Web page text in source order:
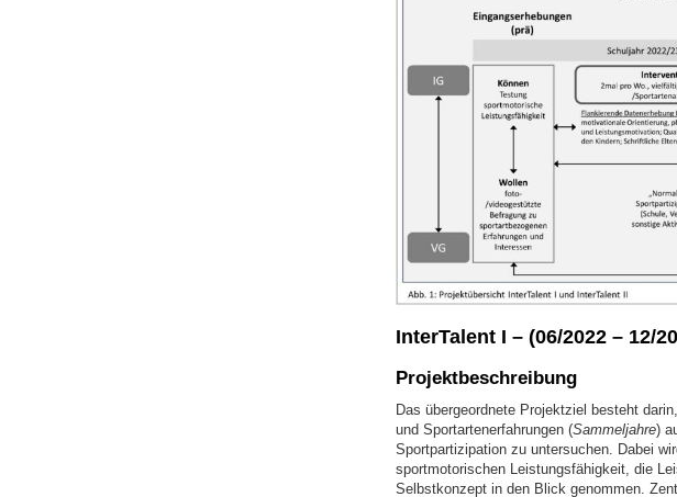
InterTalent I – (06/2022 – 12/
Projektbeschreibung
Das übergeordnete Projektziel besteht
und Sportartenerfahrungen (Sammeljahre)
Sportpartizipation zu untersuchen. Dabei
sportmotorischen Leistungsfähigkeit, die
Selbstkonzept in den Blick genommen.